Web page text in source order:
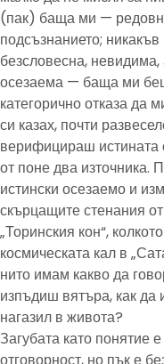
(пак) баща ми —
подсъзнанието;
безсловесна,
осезаема — баща ми
категорично отказа да
си казах, почти
верифицираш истината
от поне два
истински осезаемо и
скърцащите стенания
„Торинския кон“,
космическата кал в
нито имам какво да
изпъдиш вятъра, как да
нагазил в живота?
Загубата като понятие
отговорност, но пък е